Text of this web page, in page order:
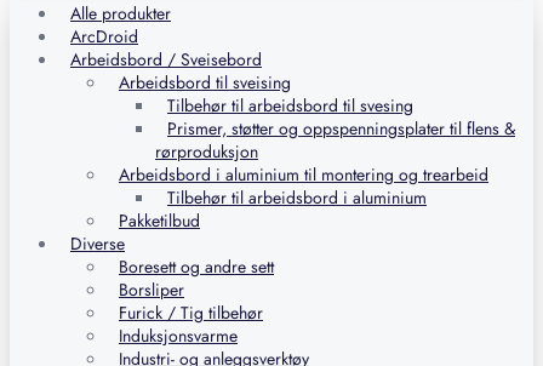
Alle produkter
ArcDroid
Arbeidsbord / Sveisebord
Arbeidsbord til sveising
Tilbehør til arbeidsbord til svesing
Prismer, støtter og oppspenningsplater til flens &
rørproduksjon
Arbeidsbord i aluminium til montering og trearbeid
Tilbehør til arbeidsbord i aluminium
Pakketilbud
Diverse
Boresett og andre sett
Borsliper
Furick / Tig tilbehør
Induksjonsvarme
Industri- og anleggsverktøy